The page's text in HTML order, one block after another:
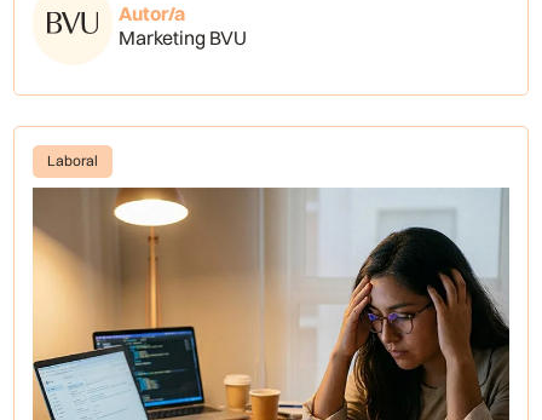
Autor/a
Marketing BVU
Laboral